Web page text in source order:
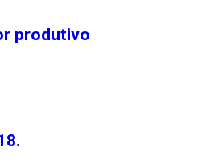
produtivo